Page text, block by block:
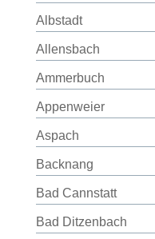
Albstadt
Allensbach
Ammerbuch
Appenweier
Aspach
Backnang
Bad Cannstatt
Bad Ditzenbach